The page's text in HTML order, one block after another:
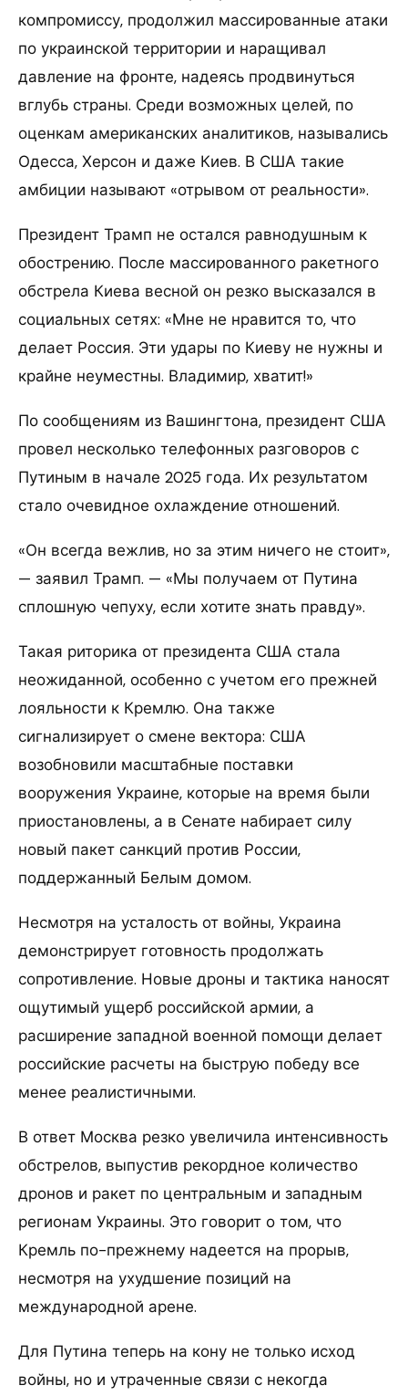
компромиссу, продолжил массированные атаки
по украинской территории и наращивал
давление на фронте, надеясь продвинуться
вглубь страны. Среди возможных целей, по
оценкам американских аналитиков, назывались
Одесса, Херсон и даже Киев. В США такие
амбиции называют «отрывом от реальности».
Президент Трамп не остался равнодушным к
обострению. После массированного ракетного
обстрела Киева весной он резко высказался в
социальных сетях: «Мне не нравится то, что
делает Россия. Эти удары по Киеву не нужны и
крайне неуместны. Владимир, хватит!»
По сообщениям из Вашингтона, президент США
провел несколько телефонных разговоров с
Путиным в начале 2025 года. Их результатом
стало очевидное охлаждение отношений.
«Он всегда вежлив, но за этим ничего не стоит»,
— заявил Трамп. — «Мы получаем от Путина
сплошную чепуху, если хотите знать правду».
Такая риторика от президента США стала
неожиданной, особенно с учетом его прежней
лояльности к Кремлю. Она также
сигнализирует о смене вектора: США
возобновили масштабные поставки
вооружения Украине, которые на время были
приостановлены, а в Сенате набирает силу
новый пакет санкций против России,
поддержанный Белым домом.
Несмотря на усталость от войны, Украина
демонстрирует готовность продолжать
сопротивление. Новые дроны и тактика наносят
ощутимый ущерб российской армии, а
расширение западной военной помощи делает
российские расчеты на быструю победу все
менее реалистичными.
В ответ Москва резко увеличила интенсивность
обстрелов, выпустив рекордное количество
дронов и ракет по центральным и западным
регионам Украины. Это говорит о том, что
Кремль по-прежнему надеется на прорыв,
несмотря на ухудшение позиций на
международной арене.
Для Путина теперь на кону не только исход
войны, но и утраченные связи с некогда